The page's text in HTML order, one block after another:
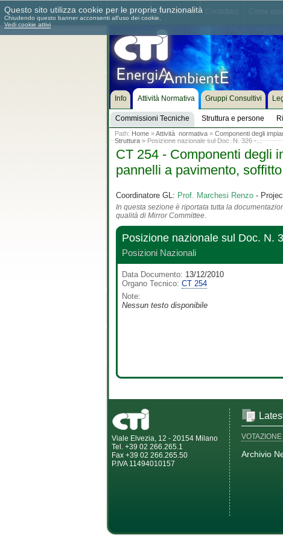
Chi siamo Dove siamo
Info Attività Normativa
Commissioni Tecniche Struttura e persone
Gruppi Consultivi
Path: Home»Attività normativa» Componenti degli
Struttura» Posizione nazionale sul Doc. N. 326 -...
CT 254 - Componenti degli
pannelli a pavimento,
Coordinatore GL: Prof. Marchesi Renzo-
In questa sezione è riportata tutta la
qualità di Mirror Committee.
Posizione nazionale sul Doc. N.
Posizioni Nazionali
Data Documento: 13/12/2010
Organo Tecnico: CT 254
Note:
Nessun testo disponibile
Viale Elvezia, 12 - 20154 Milano
Tel. +39 02 266.265.1
Fax +39 02 266.265.50
P.IVA 11494010157
Archivio
Questo sito utilizza cookie per le proprie funzionalità
Chiudendo questo banner acconsenti all'uso dei cookie.
Vedi cookie attivi